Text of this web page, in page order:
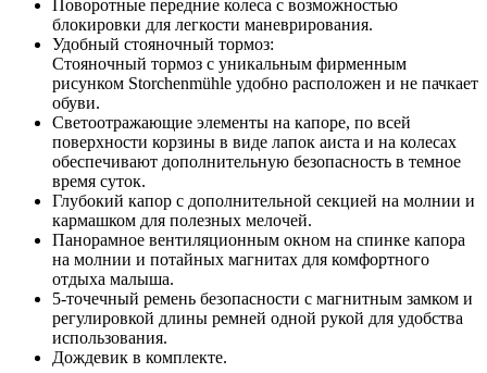
Поворотные передние колеса с возможностью
блокировки для легкости маневрирования.
Удобный стояночный тормоз:
Стояночный тормоз с уникальным фирменным
рисунком Storchenmühle удобно расположен и не пачкает
обуви.
Светоотражающие элементы на капоре, по всей
поверхности корзины в виде лапок аиста и на колесах
обеспечивают дополнительную безопасность в темное
время суток.
Глубокий капор с дополнительной секцией на молнии и
кармашком для полезных мелочей.
Панорамное вентиляционным окном на спинке капора
на молнии и потайных магнитах для комфортного
отдыха малыша.
5-точечный ремень безопасности с магнитным замком и
регулировкой длины ремней одной рукой для удобства
использования.
Дождевик в комплекте.